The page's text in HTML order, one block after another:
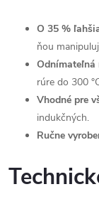
O 35 %
ňou
Odnímateľná
rúre do 300
Vhodné pre
indukčných.
Ručne